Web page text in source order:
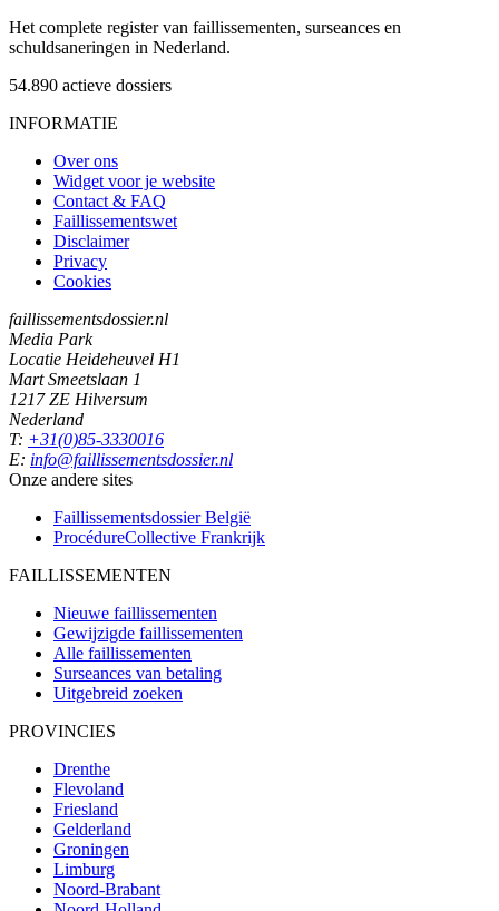
Het complete register van faillissementen, surseances en
schuldsaneringen in Nederland.
54.890 actieve dossiers
INFORMATIE
Over ons
Widget voor je website
Contact & FAQ
Faillissementswet
Disclaimer
Privacy
Cookies
faillissementsdossier.nl
Media Park
Locatie Heideheuvel H1
Mart Smeetslaan 1
1217 ZE Hilversum
Nederland
T: +31(0)85-3330016
E: info@faillissementsdossier.nl
Onze andere sites
Faillissementsdossier België
ProcédureCollective Frankrijk
FAILLISSEMENTEN
Nieuwe faillissementen
Gewijzigde faillissementen
Alle faillissementen
Surseances van betaling
Uitgebreid zoeken
PROVINCIES
Drenthe
Flevoland
Friesland
Gelderland
Groningen
Limburg
Noord-Brabant